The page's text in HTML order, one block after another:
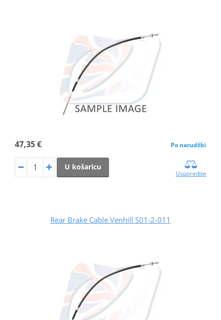
47,35 € Po narudžbi
U košaricu
Usporedite
Rear Brake Cable Venhill S01-2-011